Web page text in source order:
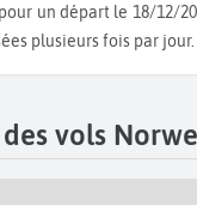
un départ le 18/12/
plusieurs fois par jour.
vols